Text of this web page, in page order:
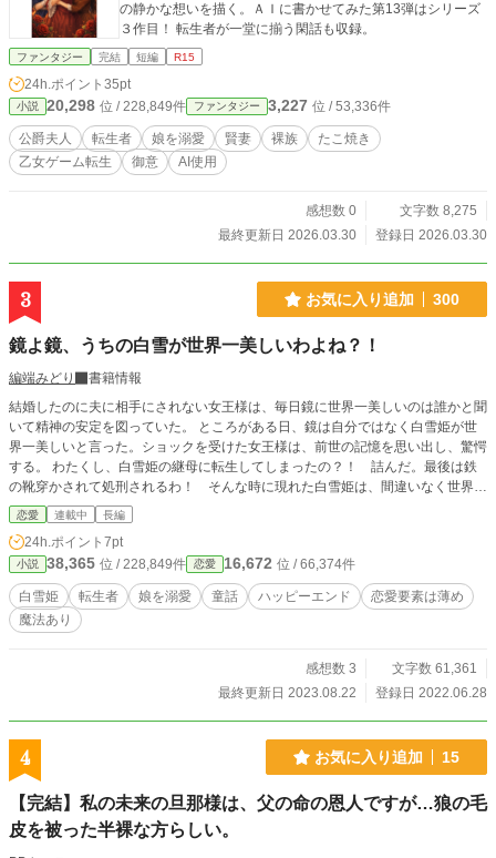
の静かな想いを描く。ＡＩに書かせてみた第13弾はシリーズ
３作目！ 転生者が一堂に揃う閑話も収録。
ファンタジー 完結 短編 R15
24h.ポイント 35pt
小説 20,298 位 / 228,849件 ファンタジー 3,227 位 / 53,336件
公爵夫人 転生者 娘を溺愛 賢妻 裸族
たこ焼き
乙女ゲーム転生
御意 AI使用
感想数 0
文字数 8,275
最終更新日 2026.03.30
登録日 2026.03.30
3 お気に入り追加 300
鏡よ鏡、うちの白雪が世界一美しいわよね？！
編端みどり
書籍情報
結婚したのに夫に相手にされない女王様は、毎日鏡に世界一美しいのは誰かと聞
いて精神の安定を図っていた。 ところがある日、鏡は自分ではなく白雪姫が世
界一美しいと言った。ショックを受けた女王様は、前世の記憶を思い出し、驚愕
する。 わたくし、白雪姫の継母に転生してしまったの？！ 詰んだ。最後は鉄
の靴穿かされて処刑されるわ！ そんな時に現れた白雪姫は、間違いなく世界一
美しく、可愛らしい少女だった。可愛い少女に母と呼ばれ母性が目覚めた女王様
は、冷遇されていた白雪姫を溺愛し始めた。 すっかり親バカになった女王様
と、ちょっぴり腹黒い白雪姫、美女になったりイケメンになったりする鏡の精
と、信頼を失った国王様の織りなす童話ラブコメ。 ※オムニバス形式で、いろ
んな童話をモチーフにしています。 ※童話の内容は、本来のものと変わってい
る部分が多々あります。 ※洋風の名前と和風の名前が混在しますが、世界観は
中世ヨーロッパです。魔法も存在する設定です。 ※別サイトにも掲載中
恋愛 連載中 長編
24h.ポイント 7pt
小説 38,365 位 / 228,849件 恋愛 16,672 位 / 66,374件
白雪姫 転生者 娘を溺愛 童話 ハッピーエンド
恋愛要素は薄め
魔法あり
感想数 3
文字数 61,361
最終更新日 2023.08.22
登録日 2022.06.28
4 お気に入り追加 15
【完結】私の未来の旦那様は、父の命の恩人ですが…狼の毛
皮を被った半裸な方らしい。